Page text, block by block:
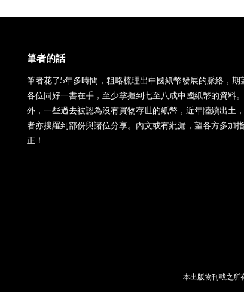
筆者的話
筆者花了5年多時間，粗略梳理出中國紙幣發展的脈絡，期
各位同好一書在手，至少掌握到七至八成中國紙幣的資料
外，一些過去被認為沒有實物存世的紙幣，近年陸續出土
者亦搜羅到部份與諸位分享。內文或有紕漏，望各方多加指
正！
本出版物刊載之所